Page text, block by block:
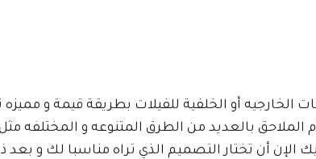
الخارجيه أو الخلفية للفيلات بطريقة قيمة و
الملاحق بالعديد من الطرق المتنوعه و
أن تختار التصميم الذي تراه مناسبا لك و